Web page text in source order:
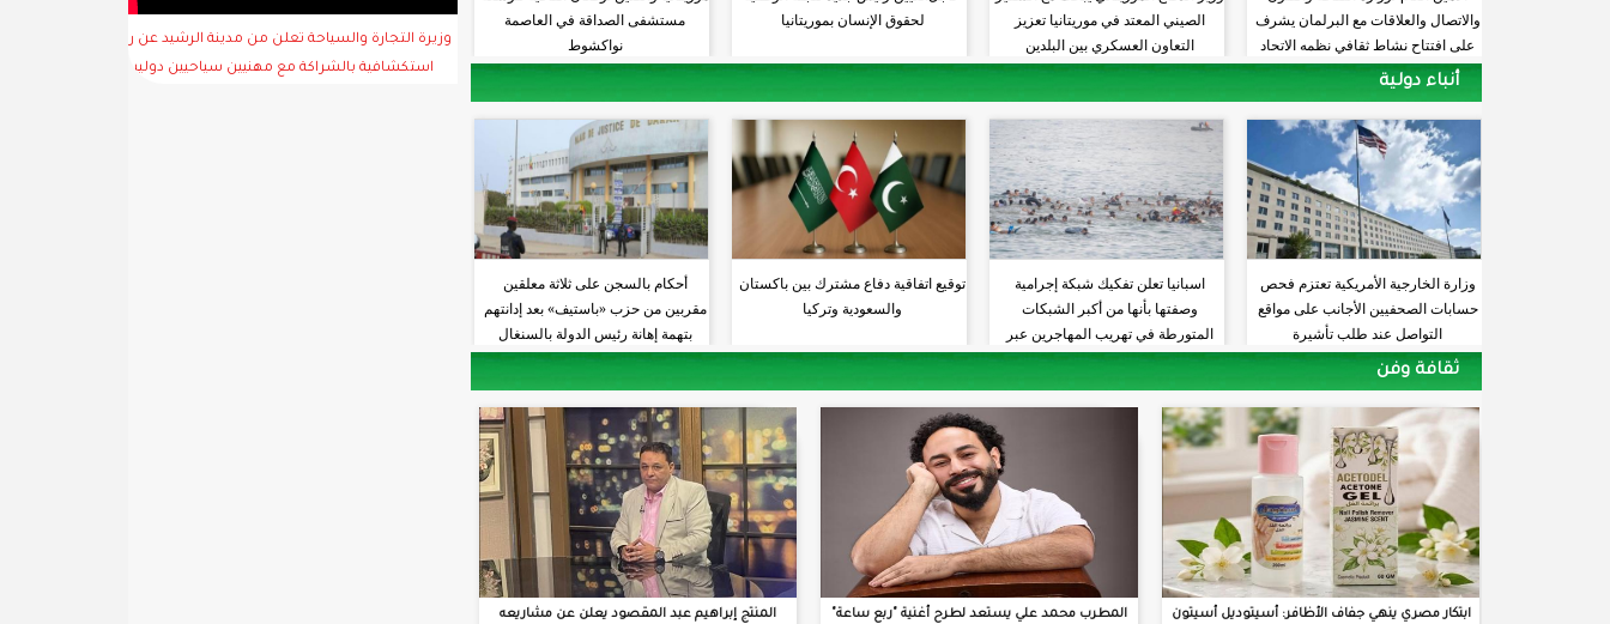
وزيرة التجارة والسياحة تعلن من مدينة الرشيد عن رحلة
استكشافية بالشراكة مع مهنيين سياحيين دوليين
والاتصال والعلاقات مع البرلمان يشرف
على افتتاح نشاط ثقافي نظمه الاتحاد
الموريتاني للأدب الشعبي
الصيني المعتد في موريتانيا تعزيز
التعاون العسكري بين البلدين
لحقوق الإنسان بموريتانيا
مستشفى الصداقة في العاصمة
نواكشوط
أنباء دولية
وزارة الخارجية الأمريكية تعتزم فحص
حسابات الصحفيين الأجانب على مواقع
التواصل عند طلب تأشيرة
اسبانيا تعلن تفكيك شبكة إجرامية
وصفتها بأنها من أكبر الشبكات
المتورطة في تهريب المهاجرين عبر
البحر المتوسط
توقيع اتفاقية دفاع مشترك بين باكستان
والسعودية وتركيا
أحكام بالسجن على ثلاثة معلقين
مقربين من حزب «باستيف» بعد إدانتهم
بتهمة إهانة رئيس الدولة بالسنغال
ثقافة وفن
ابتكار مصري ينهي جفاف الأظافر: أسيتوديل أسيتون
المطرب محمد علي يستعد لطرح أغنية "ربع ساعة"
المنتج إبراهيم عبد المقصود يعلن عن مشاريعه